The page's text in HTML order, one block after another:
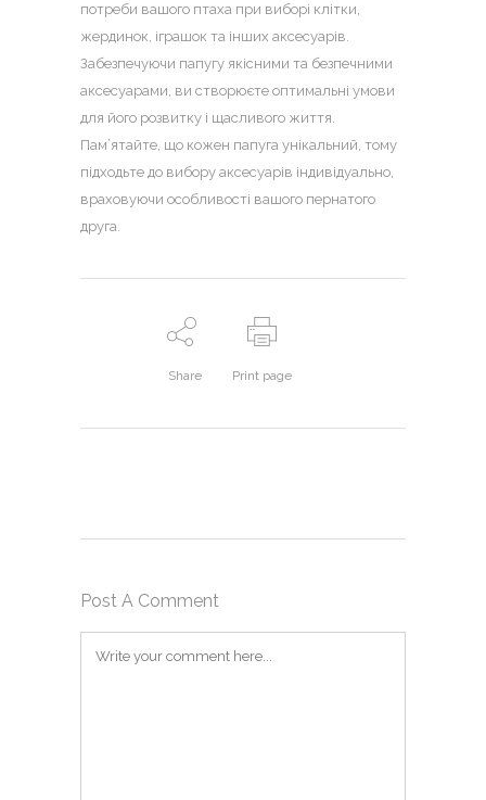
потреби вашого птаха при виборі клітки,
жердинок, іграшок та інших аксесуарів.
Забезпечуючи папугу якісними та безпечними
аксесуарами, ви створюєте оптимальні умови
для його розвитку і щасливого життя.
Пам’ятайте, що кожен папуга унікальний, тому
підходьте до вибору аксесуарів індивідуально,
враховуючи особливості вашого пернатого
друга.
Share Print page
Post A Comment